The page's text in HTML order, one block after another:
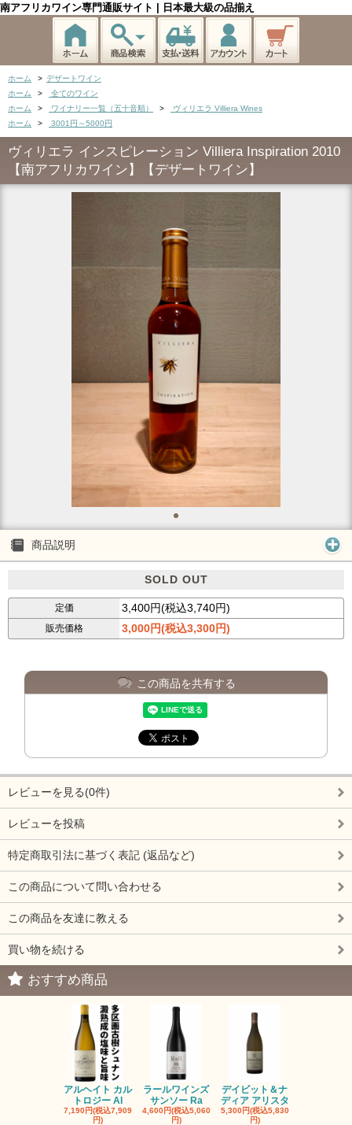
南アフリカワイン専門通販サイト | 日本最大級の品揃え
ホーム > デザートワイン
ホーム
>
全てのワイン
ホーム
> ワイナリー一覧（五十音順） >
ヴィリエラ Villiera Wines
ホーム
> 3001円～5000円
ヴィリエラ インスピレーション Villiera Inspiration 2010
【南アフリカワイン】【デザートワイン】
商品説明
SOLD OUT
定価 3,400円(税込3,740円)
販売価格 3,000円(税込3,300円)
この商品を共有する
レビューを見る(0件)
レビューを投稿
特定商取引法に基づく表記 (返品など)
この商品について問い合わせる
この商品を友達に教える
買い物を続ける
おすすめ商品
アルヘイト カル
トロジー Al
7,190円(税込7,909
円)
ラールワインズ
サンソー Ra
4,600円(税込5,060
円)
デイビット＆ナ
ディア アリスタ
5,300円(税込5,830
円)